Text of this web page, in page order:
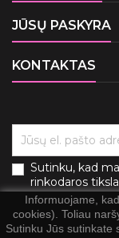
JŪSŲ PASKYRA
KONTAKTAS
Informuojame,
cookies). Toliau
Sutinku Jūs sutinkate
Sutinku, kad
rinkodaros